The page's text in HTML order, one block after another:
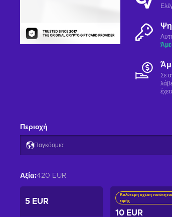
Σε
Περιοχή
Παγκόσμια
Αξία:420 EUR
5 EUR
Καλύτερη σχέση
τιμής
10 EUR